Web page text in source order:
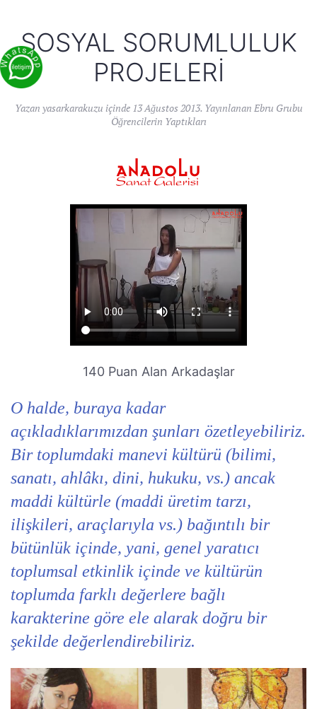
SOSYAL SORUMLULUK
PROJELERI
Yazan yasarkarakuzu içinde 13 Ağustos 2013. Yayınlanan Ebru Grubu
Öğrencilerin Yaptıkları
140 Puan Alan Arkadaşlar
O halde, buraya kadar
açıkladıklarımızdan şunları özetleyebiliriz.
Bir toplumdaki manevi kültürü (bilimi,
sanatı, ahlâkı, dini, hukuku, vs.) ancak
maddi kültürle (maddi üretim tarzı,
ilişkileri, araçlarıyla vs.) bağıntılı bir
bütünlük içinde, yani, genel yaratıcı
toplumsal etkinlik içinde ve kültürün
toplumda farklı değerlere bağlı
karakterine göre ele alarak doğru bir
şekilde değerlendirebiliriz.